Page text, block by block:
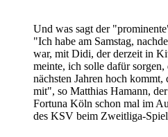
Und was sagt der
"Ich habe am Samstag,
war, mit Didi, der derzeit in
meinte, ich solle dafür
nächsten Jahren hoch
mit", so Matthias Hamann,
Fortuna Köln schon mal im
des KSV beim Zweitliga-